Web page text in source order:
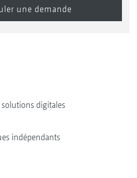
digitales
indépendants